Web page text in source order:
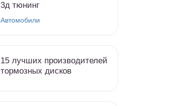
3д тюнинг
Автомобили
15 лучших производителей
тормозных дисков